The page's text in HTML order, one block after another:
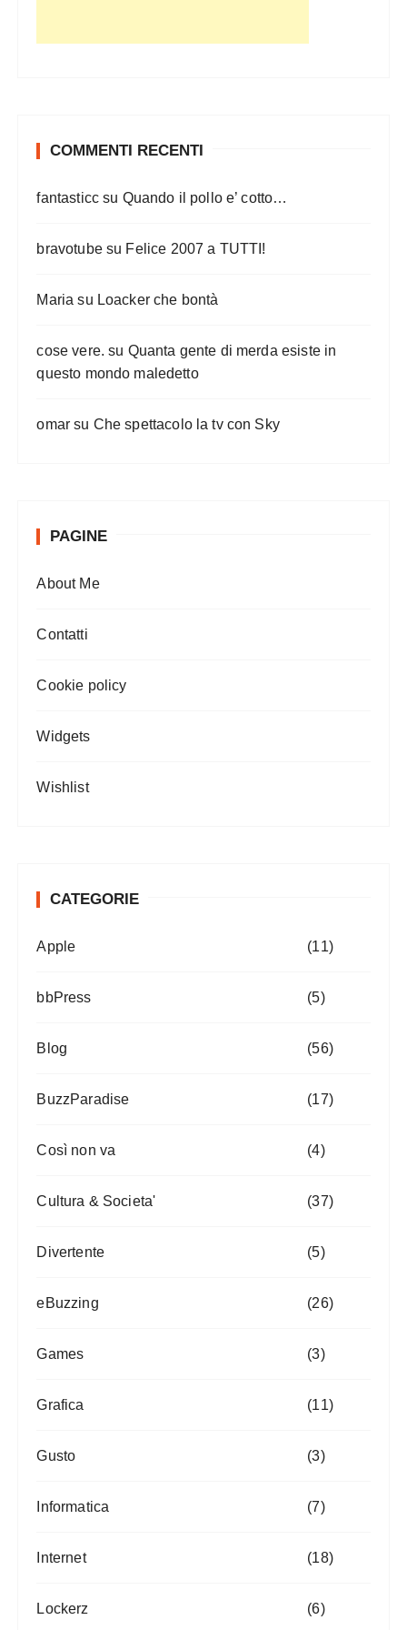
COMMENTI RECENTI
fantasticc su Quando il pollo e’ cotto…
bravotubesu Felice 2007 a TUTTI!
Maria su Loacker che bontà
cose vere. su Quanta gente di merda esiste in
questo mondo maledetto
omar su Che spettacolo la tv con Sky
PAGINE
About Me
Contatti
Cookie policy
Widgets
Wishlist
CATEGORIE
Apple (11)
bbPress (5)
Blog (56)
BuzzParadise (17)
Così non va (4)
Cultura & Societa' (37)
Divertente (5)
eBuzzing (26)
Games (3)
Grafica (11)
Gusto (3)
Informatica (7)
Internet (18)
Lockerz (6)